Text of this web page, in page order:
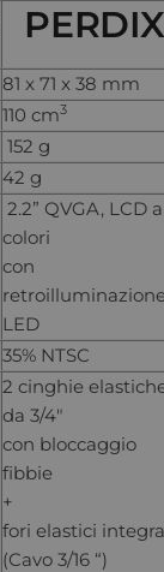
PERDIX
81 x 71 x 38 mm
110 cm3
152 g
42 g
2.2” QVGA, LCD a
colori
con
LED
35% NTSC
2 cinghie
da 3/4″
con bloccaggio
fibbie
+
fori elastici
(Cavo 3/16 “)